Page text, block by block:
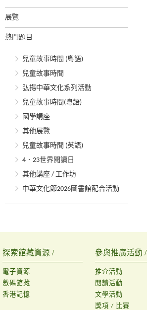
展覽
熱門題目
兒童故事時間 (粵語)
兒童故事時間
弘揚中華文化系列活動
兒童故事時間(粵語)
國學講座
其他展覽
兒童故事時間 (英語)
4．23世界閱讀日
其他講座 / 工作坊
中華文化節2026圖書館配合活動
探索館藏資源 /
電子資源
數碼館藏
香港記憶
參與推廣活動 /
推介活動
閱讀活動
文學活動
獎項 / 比賽